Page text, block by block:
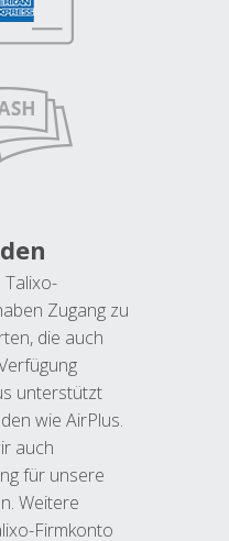
Talixo-
Zugang zu
die auch
unterstützt
wie AirPlus.
auch
für unsere
Weitere
Firmkonto